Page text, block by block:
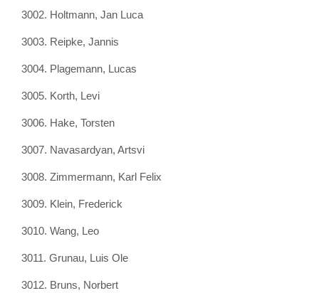
3002. Holtmann, Jan Luca
3003. Reipke, Jannis
3004. Plagemann, Lucas
3005. Korth, Levi
3006. Hake, Torsten
3007. Navasardyan, Artsvi
3008. Zimmermann, Karl Felix
3009. Klein, Frederick
3010. Wang, Leo
3011. Grunau, Luis Ole
3012. Bruns, Norbert